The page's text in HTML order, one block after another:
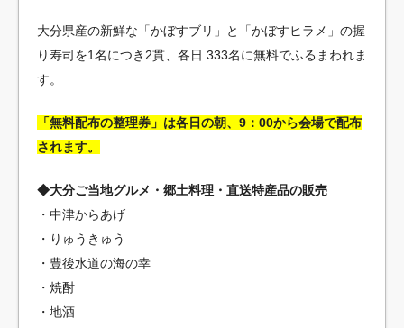
大分県産の新鮮な「かぼすブリ」と「かぼすヒラメ」の握
り寿司を1名につき2貫、各日 333名に無料でふるまわれま
す。
「無料配布の整理券」は各日の朝、9：00から会場で配布
されます。
◆大分ご当地グルメ・郷土料理・直送特産品の販売
・中津からあげ
・りゅうきゅう
・豊後水道の海の幸
・焼酎
・地酒